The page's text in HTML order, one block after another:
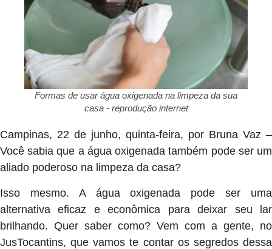
Formas de usar água oxigenada na limpeza da sua
casa - reprodução internet
Campinas, 22 de junho, quinta-feira, por Bruna Vaz –
Você sabia que a água oxigenada também pode ser um
aliado poderoso na limpeza da casa?
Isso mesmo. A água oxigenada pode ser uma
alternativa eficaz e econômica para deixar seu lar
brilhando. Quer saber como? Vem com a gente, no
JusTocantins, que vamos te contar os segredos dessa